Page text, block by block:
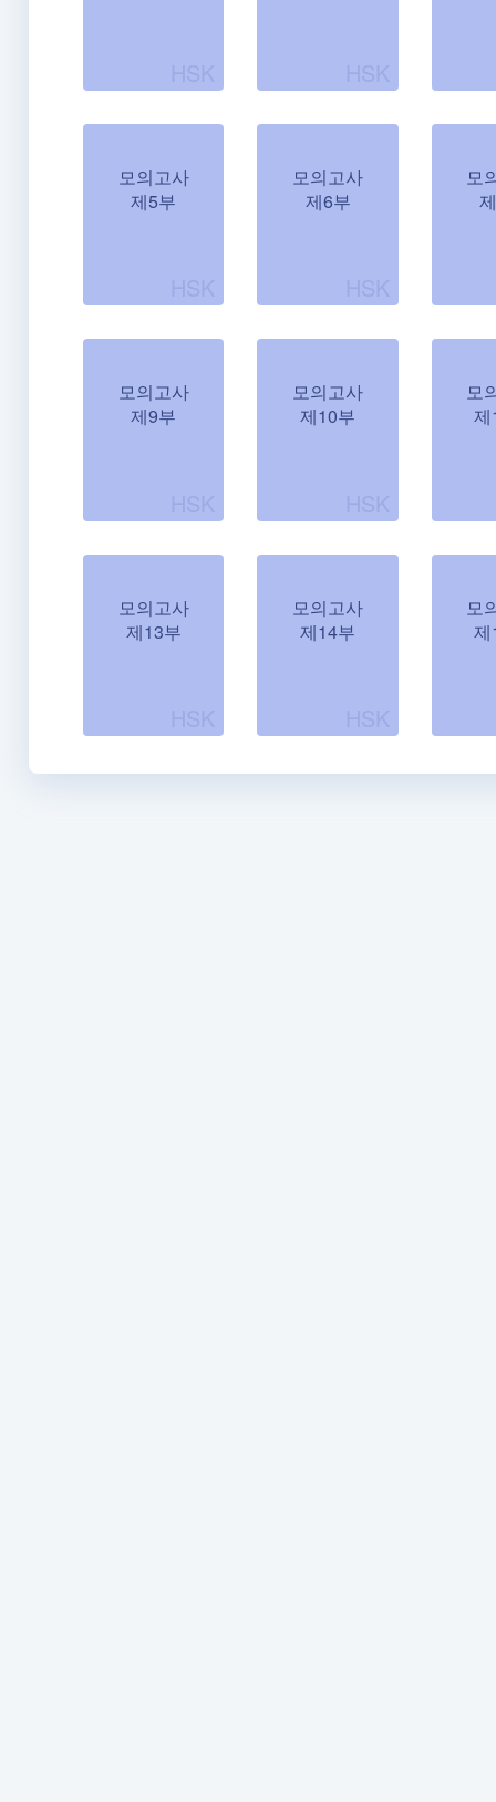
모의고사
제5부
모의고사
제6부
모
모의고사
제9부
모의고사
제10부
모
모의고사
제13부
모의고사
제14부
모